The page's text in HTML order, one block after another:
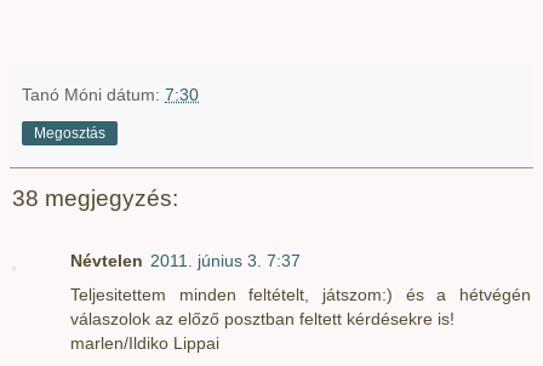
Tanó Móni dátum: 7:30
Megosztás
38 megjegyzés:
Névtelen 2011. június 3. 7:37
Teljesitettem minden feltételt, játszom:) és a hétvégén
válaszolok az előző posztban feltett kérdésekre is!
marlen/Ildiko Lippai